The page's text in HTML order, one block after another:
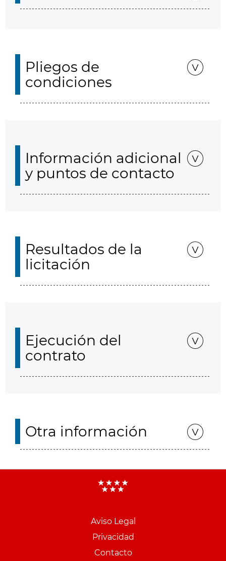
Pliegos de
condiciones
Información adicional
y puntos de contacto
Resultados de la
licitación
Ejecución del
contrato
Otra información
Aviso Legal
Privacidad
Contacto